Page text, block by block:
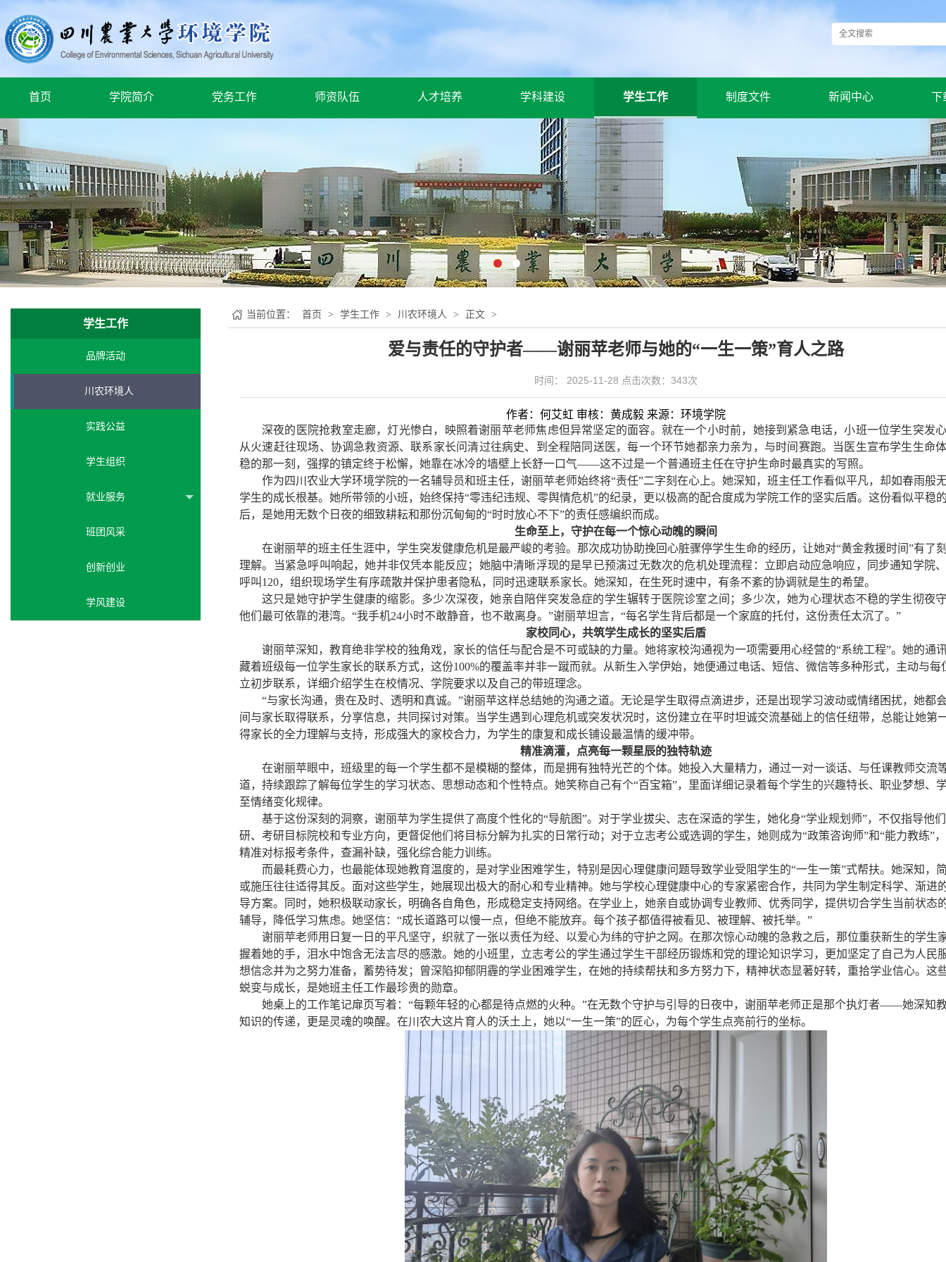
首页 学院简介 党务工作 师资队伍 人才培养 学科建设 学生工作 制度文件 新闻中心 下
学生工作
品牌活动
川农环境人
实践公益
学生组织
就业服务
班团风采
创新创业
学风建设
当前位置： 首页 > 学生工作 > 川农环境人 > 正文 >
爱与责任的守护者​——谢丽苹老师与她的“一生一策”育人之路
时间： 2025-11-28 点击次数： 343次
作者：何艾虹 审核：黄成毅 来源：环境学院
深夜的医院抢救室走廊，灯光惨白，映照着谢丽苹老师焦虑但异常坚定的面容。就在一个小时前，她接到紧急电话，小班一位学生突发
从火速赶往现场、协调急救资源、联系家长问清过往病史、到全程陪同送医，每一个环节她都亲力亲为，与时间赛跑。当医生宣布学生生命
稳的那一刻，强撑的镇定终于松懈，她靠在冰冷的墙壁上长舒一口气——这不过是一个普通班主任在守护生命时最真实的写照。
作为四川农业大学环境学院的一名辅导员和班主任，谢丽苹老师始终将“责任”二字刻在心上。她深知，班主任工作看似平凡，却如春雨般
学生的成长根基。她所带领的小班，始终保持“零违纪违规、零舆情危机”的纪录，更以极高的配合度成为学院工作的坚实后盾。这份看似平稳
后，是她用无数个日夜的细致耕耘和那份沉甸甸的“时时放心不下”的责任感编织而成。
生命至上，守护在每一个惊心动魄的瞬间
在谢丽苹的班主任生涯中，学生突发健康危机是最严峻的考验。那次成功协助挽回心脏骤停学生生命的经历，让她对“黄金救援时间”有了
理解。当紧急呼叫响起，她并非仅凭本能反应；她脑中清晰浮现的是早已预演过无数次的危机处理流程：立即启动应急响应，同步通知学院
呼叫120，组织现场学生有序疏散并保护患者隐私，同时迅速联系家长。她深知，在生死时速中，有条不紊的协调就是生的希望。
这只是她守护学生健康的缩影。多少次深夜，她亲自陪伴突发急症的学生辗转于医院诊室之间；多少次，她为心理状态不稳的学生彻夜
他们最可依靠的港湾。“我手机24小时不敢静音，也不敢离身。”谢丽苹坦言，“每名学生背后都是一个家庭的托付，这份责任太沉了。”
家校同心，共筑学生成长的坚实后盾
谢丽苹深知，教育绝非学校的独角戏，家长的信任与配合是不可或缺的力量。她将家校沟通视为一项需要用心经营的“系统工程”。她的通
藏着班级每一位学生家长的联系方式，这份100%的覆盖率并非一蹴而就。从新生入学伊始，她便通过电话、短信、微信等多种形式，主动与每
立初步联系，详细介绍学生在校情况、学院要求以及自己的带班理念。
“与家长沟通，贵在及时、透明和真诚。”谢丽苹这样总结她的沟通之道。无论是学生取得点滴进步，还是出现学习波动或情绪困扰，她都
间与家长取得联系，分享信息，共同探讨对策。当学生遇到心理危机或突发状况时，这份建立在平时坦诚交流基础上的信任纽带，总能让她第
得家长的全力理解与支持，形成强大的家校合力，为学生的康复和成长铺设最温情的缓冲带。
精准滴灌，点亮每一颗星辰的独特轨迹
在谢丽苹眼中，班级里的每一个学生都不是模糊的整体，而是拥有独特光芒的个体。她投入大量精力，通过一对一谈话、与任课教师交流
道，持续跟踪了解每位学生的学习状态、思想动态和个性特点。她笑称自己有个“百宝箱”，里面详细记录着每个学生的兴趣特长、职业梦想、
至情绪变化规律。
基于这份深刻的洞察，谢丽苹为学生提供了高度个性化的“导航图”。对于学业拔尖、志在深造的学生，她化身“学业规划师”，不仅指导他
研、考研目标院校和专业方向，更督促他们将目标分解为扎实的日常行动；对于立志考公或选调的学生，她则成为“政策咨询师”和“能力教练”
精准对标报考条件，查漏补缺，强化综合能力训练。
而最耗费心力，也最能体现她教育温度的，是对学业困难学生，特别是因心理健康问题导致学业受阻学生的“一生一策”式帮扶。她深知，
或施压往往适得其反。面对这些学生，她展现出极大的耐心和专业精神。她与学校心理健康中心的专家紧密合作，共同为学生制定科学、渐进
导方案。同时，她积极联动家长，明确各自角色，形成稳定支持网络。在学业上，她亲自或协调专业教师、优秀同学，提供切合学生当前状态
辅导，降低学习焦虑。她坚信：“成长道路可以慢一点，但绝不能放弃。每个孩子都值得被看见、被理解、被托举。”
谢丽苹老师用日复一日的平凡坚守，织就了一张以责任为经、以爱心为纬的守护之网。在那次惊心动魄的急救之后，那位重获新生的学生
握着她的手，泪水中饱含无法言尽的感激。她的小班里，立志考公的学生通过学生干部经历锻炼和党的理论知识学习，更加坚定了自己为人民
想信念并为之努力准备，蓄势待发；曾深陷抑郁阴霾的学业困难学生，在她的持续帮扶和多方努力下，精神状态显著好转，重拾学业信心。这
蜕变与成长，是她班主任工作最珍贵的勋章。
她桌上的工作笔记扉页写着：“每颗年轻的心都是待点燃的火种。”在无数个守护与引导的日夜中，谢丽苹老师正是那个执灯者——她深知
知识的传递，更是灵魂的唤醒。在川农大这片育人的沃土上，她以“一生一策”的匠心，为每个学生点亮前行的坐标。